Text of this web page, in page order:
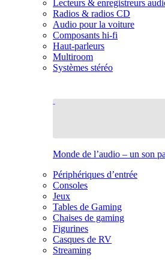
Lecteurs & enregistreurs
Radios & radios CD
Audio pour la voiture
Composants hi-fi
Haut-parleurs
Multiroom
Systèmes stéréo
Monde de l’audio – un son
Périphériques d’entrée
Consoles
Jeux
Tables de Gaming
Chaises de gaming
Figurines
Casques de RV
Streaming